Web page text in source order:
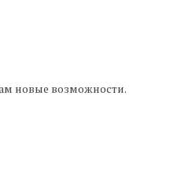
новые возможности.